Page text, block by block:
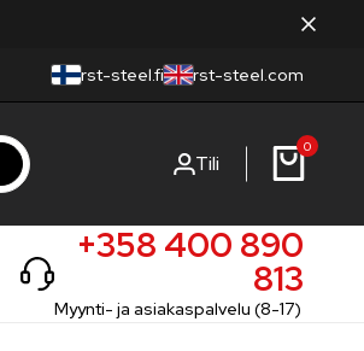
rst-steel.fi rst-steel.com
Tili
0
+358 400 890
813
Myynti- ja asiakaspalvelu (8-17)